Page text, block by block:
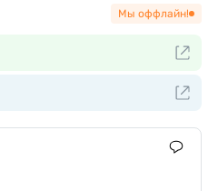
Мы оффлайн!